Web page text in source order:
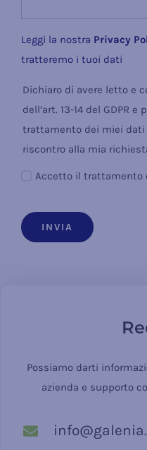
Leggi la nostra Privacy
tratteremo i tuoi dati
Dichiaro di avere letto e
dell’art. 13-14 del GDPR
trattamento dei miei dati
riscontro alla mia
Accetto il trattamento
INVIA
Possiamo darti
azienda e supporto